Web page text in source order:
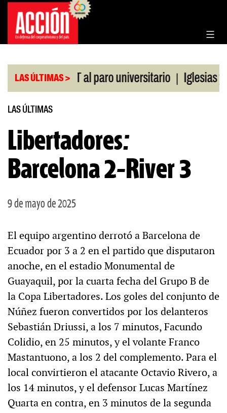
Saltar
contenido
LAS ÚLTIMAS >
de la CGT al paro universitario | Iglesias y
LAS ÚLTIMAS
Libertadores:
Barcelona 2-River 3
9 de mayo de 2025
El equipo argentino derrotó a Barcelona de
Ecuador por 3 a 2 en el partido que disputaron
anoche, en el estadio Monumental de
Guayaquil, por la cuarta fecha del Grupo B de
la Copa Libertadores. Los goles del conjunto de
Núñez fueron convertidos por los delanteros
Sebastián Driussi, a los 7 minutos, Facundo
Colidio, en 25 minutos, y el volante Franco
Mastantuono, a los 2 del complemento. Para el
local convirtieron el atacante Octavio Rivero, a
los 14 minutos, y el defensor Lucas Martínez
Quarta en contra, en 3 minutos de la segunda